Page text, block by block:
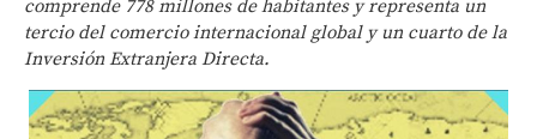
comprende 778 millones de habitantes y representa un
tercio del comercio internacional global y un cuarto de la
Inversión Extranjera Directa.